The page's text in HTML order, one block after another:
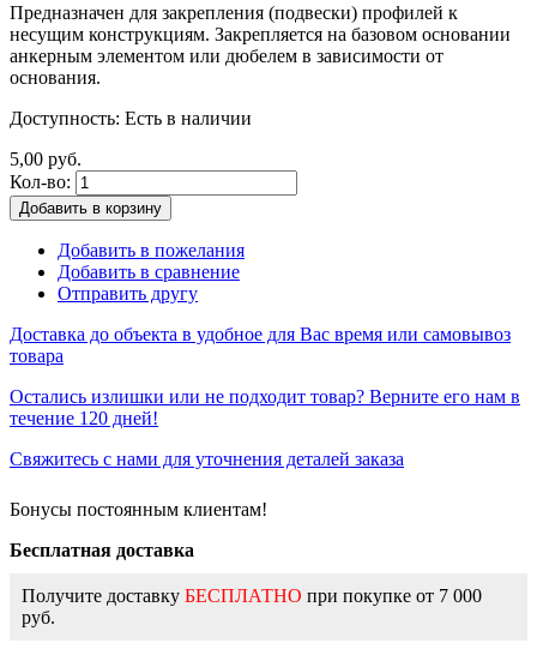
Предназначен для закрепления (подвески) профилей к
несущим конструкциям. Закрепляется на базовом основании
анкерным элементом или дюбелем в зависимости от
основания.
Доступность: Есть в наличии
5,00 руб.
Кол-во:
Добавить в корзину
Добавить в пожелания
Добавить в сравнение
Отправить другу
Доставка до объекта в удобное для Вас время или самовывоз
товара
Остались излишки или не подходит товар? Верните его нам в
течение 120 дней!
Свяжитесь с нами для уточнения деталей заказа
Бонусы постоянным клиентам!
Бесплатная доставка
Получите доставку БЕСПЛАТНО при покупке от 7 000
руб.